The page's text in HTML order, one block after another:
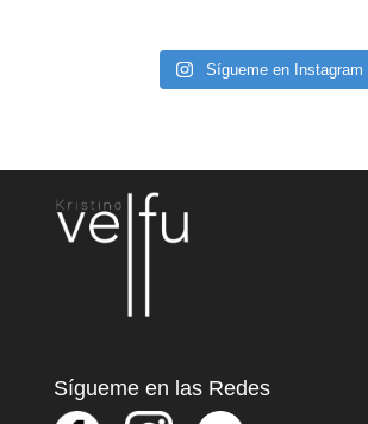
Sígueme en Instagram
Sígueme en las Redes